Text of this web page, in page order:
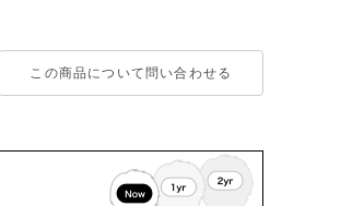
この商品について問い合わせる